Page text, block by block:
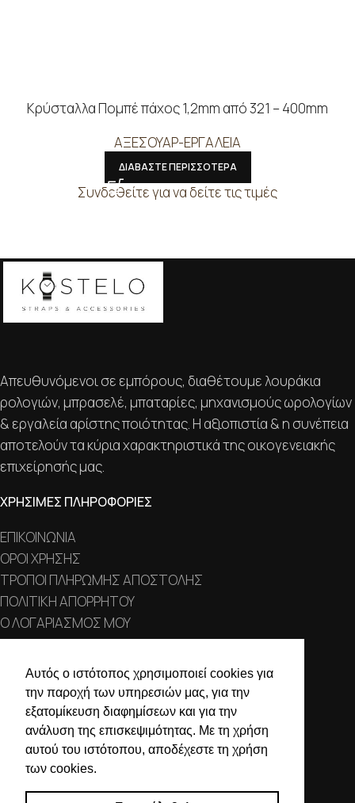
Αυτός ο ιστότοπος χρησιμοποιεί cookies για
την παροχή των υπηρεσιών μας, για την
εξατομίκευση διαφημίσεων και για την
ανάλυση της επισκεψιμότητας. Με τη χρήση
αυτού του ιστότοπου, αποδέχεστε τη χρήση
των cookies.
Κρύσταλλα Πομπέ πάχος 1,2mm από 321 – 400mm
ΑΞΕΣΟΥΑΡ-ΕΡΓΑΛΕΙΑ
ΔΙΑΒΑΣΤΕ ΠΕΡΙΣΣΟΤΕΡΑ
Συνδεθείτε για να δείτε τις τιμές
Απευθυνόμενοι σε εμπόρους, διαθέτουμε λουράκια
ρολογιών, μπρασελέ, μπαταρίες, μηχανισμούς ωρολογίων
& εργαλεία αρίστης ποιότητας. Η αξιοπιστία & η συνέπεια
αποτελούν τα κύρια χαρακτηριστικά της οικογενειακής
επιχείρησής μας.
ΧΡΗΣΙΜΕΣ ΠΛΗΡΟΦΟΡΙΕΣ
ΕΠΙΚΟΙΝΩΝΙΑ
ΟΡΟΙ ΧΡΗΣΗΣ
ΤΡΟΠΟΙ ΠΛΗΡΩΜΗΣ ΑΠΟΣΤΟΛΗΣ
ΠΟΛΙΤΙΚΗ ΑΠΟΡΡΗΤΟΥ
Ο ΛΟΓΑΡΙΑΣΜΟΣ ΜΟΥ
Χαλκιδικής 19, 546 43,
Θεσσαλονίκη
2310 839 188
2310 850 606